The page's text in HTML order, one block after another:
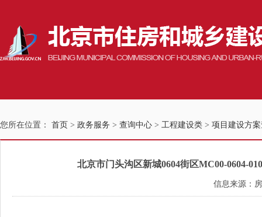
您所在位置： 首页 > 政务服务 > 查询中心 > 工程建设类 > 项目建设方
北京市门头沟区新城0604街区MC00-0604-
信息来源：